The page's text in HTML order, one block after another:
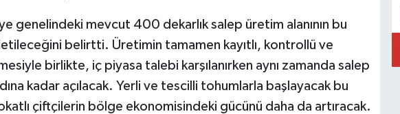
genelindeki mevcut 400 dekarlık salep üretim alanının bu
belirtti. Üretimin tamamen kayıtlı, kontrollü ve
birlikte, iç piyasa talebi karşılanırken aynı zamanda salep
kadar açılacak. Yerli ve tescilli tohumlarla başlayacak bu
çiftçilerin bölge ekonomisindeki gücünü daha da artıracak.